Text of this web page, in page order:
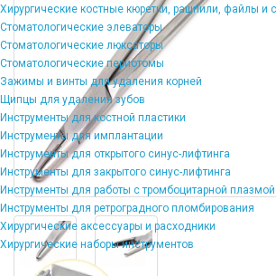
Хирургические костные кюретки, рашпили, файлы и
Стоматологические элеваторы
Стоматологические люксаторы
Стоматологические периотомы
Зажимы и винты для удаления корней
Щипцы для удаления зубов
Инструменты для костной пластики
Инструменты для имплантации
Инструменты для открытого синус-лифтинга
Инструменты для закрытого синус-лифтинга
Инструменты для работы с тромбоцитарной плазмой
Инструменты для ретроградного пломбирования
Хирургические аксессуары и расходники
Хирургические наборы инструментов